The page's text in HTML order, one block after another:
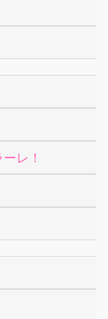
レ！